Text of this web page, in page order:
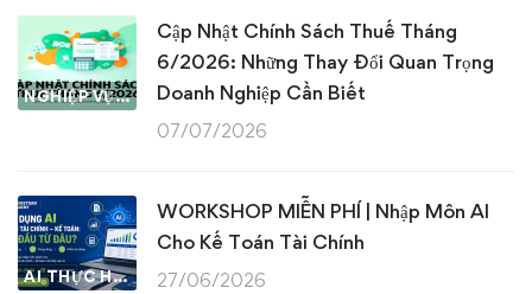
NGHIỆP VỤ KẾ TOÁN & THUẾ
Cập Nhật Chính Sách Thuế Tháng
6/2026: Những Thay Đổi Quan Trọng
Doanh Nghiệp Cần Biết
07/07/2026
AI THỰC HÀNH
WORKSHOP MIỄN PHÍ | Nhập Môn AI
Cho Kế Toán Tài Chính
27/06/2026